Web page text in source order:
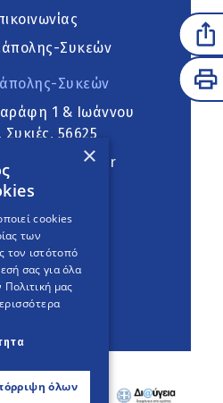
Συκεών
Συκεών
1 & Ιωάννου
Συκιές, 56625
Version
project
×
cookies
των
τον ιστότοπό
σας για όλα
μας
όλων